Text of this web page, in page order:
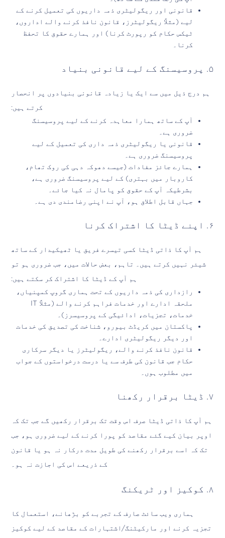
قانونی اور ریگولیٹری ذمہ داریوں کی تعمیل کرنے کے
لیے (مثلاً ریگولیٹرز، قانون نافذ کرنے والے اداروں،
ٹیکس حکام کو رپورٹ کرنا) اور ہمارے حقوق کا تحفظ
کرنا۔
۵. پروسیسنگ کے لیے قانونی بنیاد
ہم درج ذیل میں سے ایک یا زیادہ قانونی بنیادوں پر انحصار
کرتے ہیں:
آپ کے ساتھ ہمارا معاہدہ کرنے کے لیے پروسیسنگ
ضروری ہے۔
قانونی یا ریگولیٹری ذمہ داری کی تعمیل کے لیے
پروسیسنگ ضروری ہے۔
ہمارے جائز مفادات (جیسے دھوکہ دہی کی روک تھام،
کاروبار میں بہتری) کے لیے پروسیسنگ ضروری ہے،
بشرطیکہ آپ کے حقوق کو پامال نہ کیا جائے۔
جہاں قابل اطلاق ہو، آپ نے اپنی رضامندی دی ہے۔
۶. اپنے ڈیٹا کا اشتراک کرنا
ہم آپ کا ذاتی ڈیٹا کسی تیسرے فریق یا ٹھیکیدار کے ساتھ
شیئر نہیں کرتے ہیں۔ تاہم، بعض حالات میں، جب ضروری ہو تو
ہم آپ کے ڈیٹا کا اشتراک کر سکتے ہیں:
رازداری کی ذمہ داریوں کے تحت ہماری گروپ کمپنیاں،
ملحقہ ادارے اور خدمات فراہم کرنے والے (مثلاً IT
خدمات، تجزیات، ادائیگی کے پروسیسرز)۔
پاکستان میں کریڈٹ بیورو، شناخت کی تصدیق کی خدمات
اور دیگر ریگولیٹری ادارے۔
قانون نافذ کرنے والے، ریگولیٹرز یا دیگر سرکاری
حکام جب قانون کی طرف سے یا درست درخواستوں کے جواب
میں مطلوب ہوں۔
۷. ڈیٹا برقرار رکھنا
ہم آپ کا ذاتی ڈیٹا صرف اس وقت تک برقرار رکھیں گے جب تک کہ
اوپر بیان کیے گئے مقاصد کو پورا کرنے کے لیے ضروری ہو، جب
تک کہ اسے برقرار رکھنے کی طویل مدت درکار نہ ہو یا قانون
کے ذریعے اس کی اجازت نہ ہو۔
۸. کوکیز اور ٹریکنگ
ہماری ویب سائٹ صارف کے تجربے کو بڑھانے، استعمال کا
تجزیہ کرنے اور مارکیٹنگ/اشتہارات کے مقاصد کے لیے کوکیز